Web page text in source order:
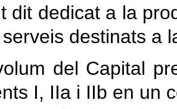
dit dedicat a la
destinats a
del Capital
I, IIa i IIb en un